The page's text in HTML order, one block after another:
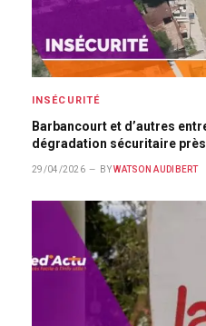
INSÉCURITÉ
Barbancourt et d’autres
dégradation sécuritaire
29/04/2026 BY WATSON AUDIBERT